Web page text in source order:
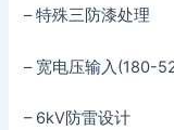
– 特殊三防漆处理
– 宽电压输入(180-
– 6kV防雷设计